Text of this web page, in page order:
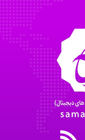
kimiya